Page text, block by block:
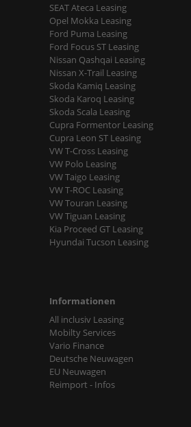
SEAT Ateca Leasing
Opel Mokka Leasing
Ford Puma Leasing
Ford Focus ST Leasing
Nissan Qashqai Leasing
Nissan X-Trail Leasing
Skoda Kamiq Leasing
Skoda Karoq Leasing
Skoda Scala Leasing
Cupra Formentor Leasing
Cupra Leon ST Leasing
VW T-Cross Leasing
VW Polo Leasing
VW Taigo Leasing
VW T-ROC Leasing
VW Touran Leasing
VW Tiguan Leasing
Kia Proceed GT Leasing
Hyundai Tucson Leasing
Informationen
All inclusiv Leasing
Mobilty Services
Vario Finance
Deutsche Neuwagen
EU Neuwagen
Reimport - Infos